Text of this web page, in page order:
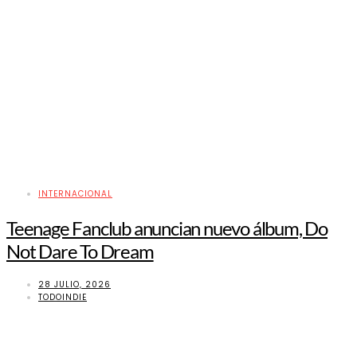
INTERNACIONAL
Teenage Fanclub anuncian nuevo álbum, Do
Not Dare To Dream
28 JULIO, 2026
TODOINDIE